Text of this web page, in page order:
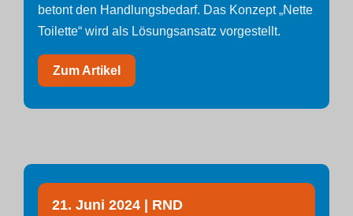
betont den Handlungsbedarf. Das Konzept „Nette
Toilette“ wird als Lösungsansatz vorgestellt.
Zum Artikel
21. Juni 2024 | RND